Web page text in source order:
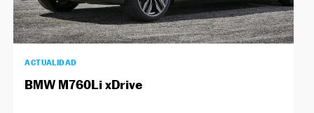
ACTUALIDAD
BMW M760Li xDrive